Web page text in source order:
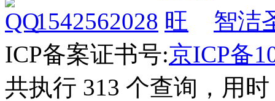
1542562028
智洁
ICP备案证书号:京ICP备
共执行 313 个查询，用